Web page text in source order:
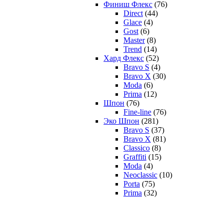
Финиш Флекс (76)
Direct (44)
Glace (4)
Gost (6)
Master (8)
Trend (14)
Хард Флекс (52)
Bravo S (4)
Bravo X (30)
Moda (6)
Prima (12)
Шпон (76)
Fine-line (76)
Эко Шпон (281)
Bravo S (37)
Bravo X (81)
Classico (8)
Graffiti (15)
Moda (4)
Neoclassic (10)
Porta (75)
Prima (32)